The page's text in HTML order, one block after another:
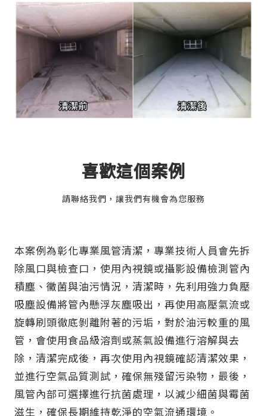
喜歡這個案例
請聯絡我們，讓我們有機會為您服務
本案例為彰化專業風管清潔，專業技術人員會先拆
除風口與檢查口，使用內視鏡或攝影設備檢測管內
積塵、黴菌與油污情況，清潔時，先利用強力負壓
吸塵設備將管內懸浮灰塵吸出，再使用高壓氣流或
旋轉刷頭徹底剝離附著的污垢，對於油污較重的風
管，會使用食品級溶劑或蒸氣設備進行溶解與去
除，清潔完成後，再次使用內視鏡確認清潔效果，
並進行空氣品質測試，確保無殘留污染物，最後，
風管內部可選擇進行抗菌處理，以減少細菌與霉菌
滋生，確保長期維持乾淨的空氣流通環境。